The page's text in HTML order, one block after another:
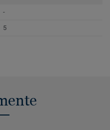
-
5